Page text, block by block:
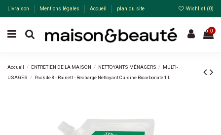
Livraison Mentions légales Accueil plan du site Wishlist (0)
0
Accueil ENTRETIEN DE LA MAISON NETTOYANTS MÉNAGERS
MULTI-
USAGES
Pack de 8 - Rainett - Recharge Nettoyant Cuisine Bicarbonate 1 L